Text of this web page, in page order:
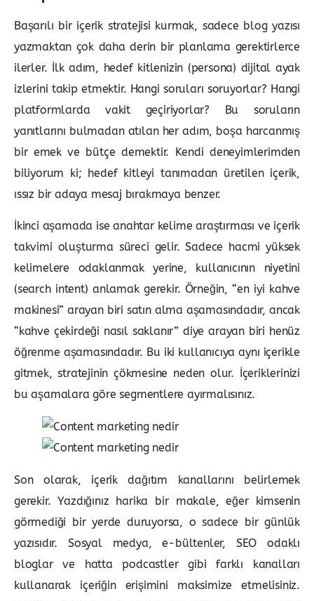
Başarılı bir içerik stratejisi kurmak, sadece blog yazısı
yazmaktan çok daha derin bir planlama gerektirlerce
ilerler. İlk adım, hedef kitlenizin (persona) dijital ayak
izlerini takip etmektir. Hangi soruları soruyorlar? Hangi
platformlarda vakit geçiriyorlar? Bu soruların
yanıtlarını bulmadan atılan her adım, boşa harcanmış
bir emek ve bütçe demektir. Kendi deneyimlerimden
biliyorum ki; hedef kitleyi tanımadan üretilen içerik,
ıssız bir adaya mesaj bırakmaya benzer.
İkinci aşamada ise anahtar kelime araştırması ve içerik
takvimi oluşturma süreci gelir. Sadece hacmi yüksek
kelimelere odaklanmak yerine, kullanıcının niyetini
(search intent) anlamak gerekir. Örneğin, “en iyi kahve
makinesi” arayan biri satın alma aşamasındadır, ancak
“kahve çekirdeği nasıl saklanır” diye arayan biri henüz
öğrenme aşamasındadır. Bu iki kullanıcıya aynı içerikle
gitmek, stratejinin çökmesine neden olur. İçeriklerinizi
bu aşamalara göre segmentlere ayırmalısınız.
Son olarak, içerik dağıtım kanallarını belirlemek
gerekir. Yazdığınız harika bir makale, eğer kimsenin
görmediği bir yerde duruyorsa, o sadece bir günlük
yazısıdır. Sosyal medya, e-bültenler, SEO odaklı
bloglar ve hatta podcastler gibi farklı kanalları
kullanarak içeriğin erişimini maksimize etmelisiniz.